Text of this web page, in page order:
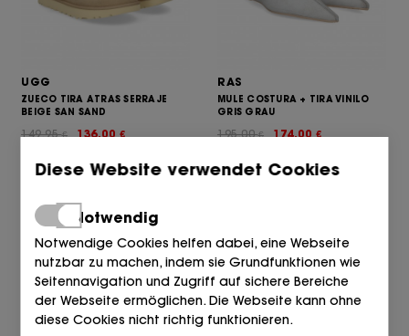
UGG
ZUECO TIRA ATRAS SERRAJE
BEIGE SAN SAND
136,00€
149,95€
RAS
MULE COSTURA + TIRA VINILO
GRIS GRAU
174,00€
195,00€
Diese Website verwendet Cookies
Notwendig
Notwendige Cookies helfen dabei, eine Webseite
nutzbar zu machen, indem sie Grundfunktionen wie
Seitennavigation und Zugriff auf sichere Bereiche
der Webseite ermöglichen. Die Webseite kann ohne
diese Cookies nicht richtig funktionieren.